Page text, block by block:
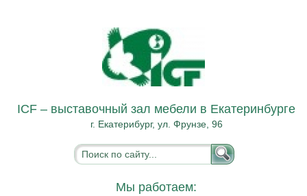
ICF – выставочный зал мебели в Екатеринбурге
г. Екатерибург, ул. Фрунзе, 96
Мы работаем: